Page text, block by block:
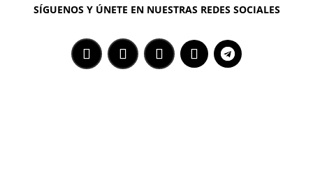
SÍGUENOS Y ÚNETE EN NUESTRAS REDES SOCIALES